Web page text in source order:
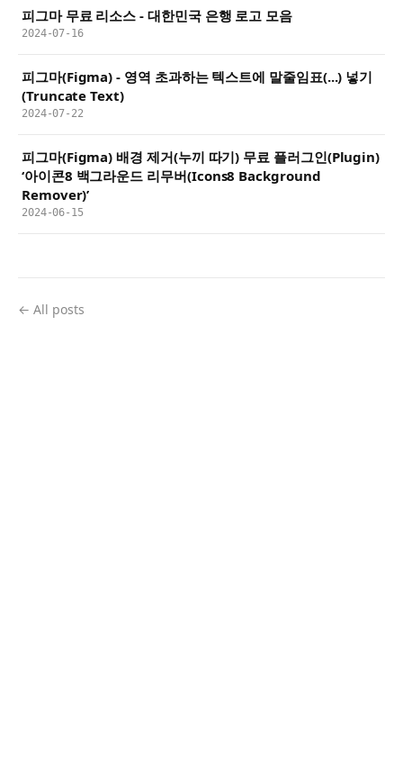
피그마 무료 리소스 - 대한민국 은행 로고 모음
2024-07-16
피그마(Figma) - 영역 초과하는 텍스트에 말줄임표(...) 넣기
(Truncate Text)
2024-07-22
피그마(Figma) 배경 제거(누끼 따기) 무료 플러그인(Plugin)
‘아이콘8 백그라운드 리무버(Icons8 Background
Remover)’
2024-06-15
← All posts